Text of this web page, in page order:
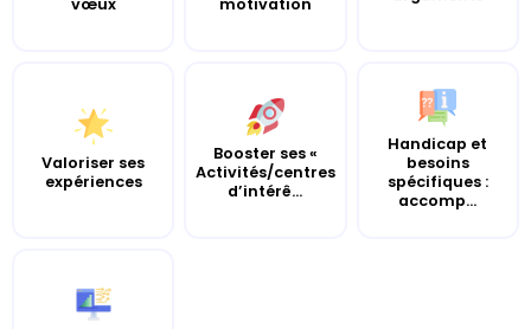
vœux
motivation
Valoriser ses
expériences
Booster ses «
Activités/centres
d’intérê...
Handicap et
besoins
spécifiques :
accomp...